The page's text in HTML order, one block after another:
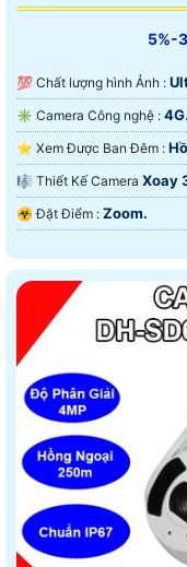
5%-
💯 Chất lượng hình Ảnh :
✳️ Camera Công nghệ : 4G.
⭐ Xem Được Ban Đêm :
🎼️ Thiết Kế Camera Xoay
️☣️ Đặt Điểm : Zoom.